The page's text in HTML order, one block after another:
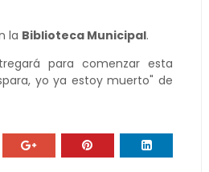
la Biblioteca Municipal.
para comenzar esta
yo ya estoy muerto" de